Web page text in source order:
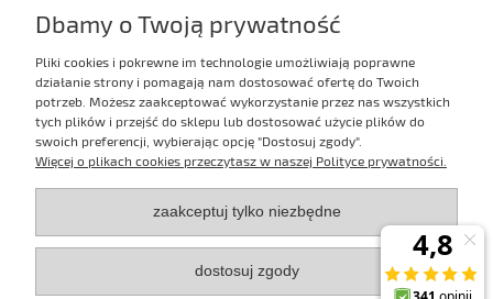
Podając adres e-mail akceptujesz
Politykę prywatności
E-mail:
sklep@evertrek.pl
Infolinia:
795 020 766
Dbamy o Twoją prywatność
Pliki cookies i pokrewne im technologie umożliwiają poprawne
działanie strony i pomagają nam dostosować ofertę do Twoich
potrzeb. Możesz zaakceptować wykorzystanie przez nas wszystkich
tych plików i przejść do sklepu lub dostosować użycie plików do
swoich preferencji, wybierając opcję "Dostosuj zgody".
Więcej o plikach cookies przeczytasz w naszej Polityce prywatności.
zaakceptuj tylko niezbędne
dostosuj zgody